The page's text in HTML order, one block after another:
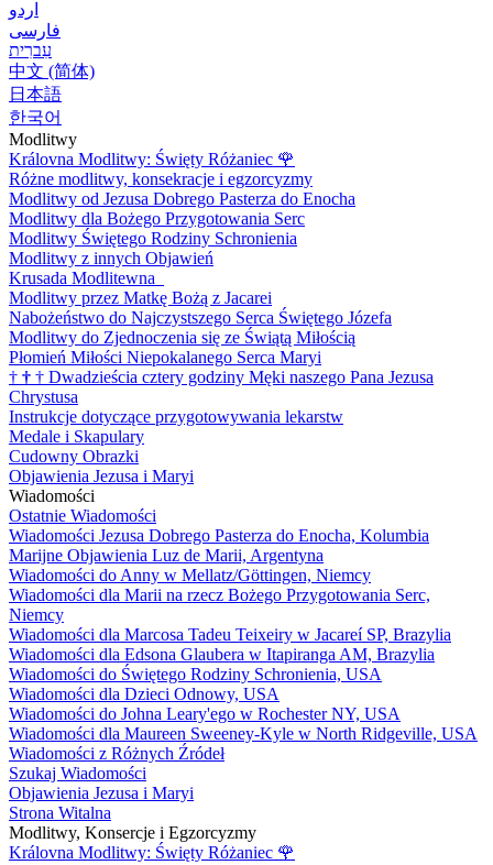
اردو
فارسی
עִברִית
中文 (简体)
日本語
한국어
Modlitwy
Královna Modlitwy: Święty Różaniec 🌹
Różne modlitwy, konsekracje i egzorcyzmy
Modlitwy od Jezusa Dobrego Pasterza do Enocha
Modlitwy dla Bożego Przygotowania Serc
Modlitwy Świętego Rodziny Schronienia
Modlitwy z innych Objawień
Krusada Modlitewna
Modlitwy przez Matkę Bożą z Jacarei
Nabożeństwo do Najczystszego Serca Świętego Józefa
Modlitwy do Zjednoczenia się ze Świątą Miłością
Płomień Miłości Niepokalanego Serca Maryi
† † † Dwadzieścia cztery godziny Męki naszego Pana Jezusa
Chrystusa
Instrukcje dotyczące przygotowywania lekarstw
Medale i Skapulary
Cudowny Obrazki
Objawienia Jezusa i Maryi
Wiadomości
Ostatnie Wiadomości
Wiadomości Jezusa Dobrego Pasterza do Enocha, Kolumbia
Marijne Objawienia Luz de Marii, Argentyna
Wiadomości do Anny w Mellatz/Göttingen, Niemcy
Wiadomości dla Marii na rzecz Bożego Przygotowania Serc,
Niemcy
Wiadomości dla Marcosa Tadeu Teixeiry w Jacareí SP, Brazylia
Wiadomości dla Edsona Glaubera w Itapiranga AM, Brazylia
Wiadomości do Świętego Rodziny Schronienia, USA
Wiadomości dla Dzieci Odnowy, USA
Wiadomości do Johna Leary'ego w Rochester NY, USA
Wiadomości dla Maureen Sweeney-Kyle w North Ridgeville, USA
Wiadomości z Różnych Źródeł
Szukaj Wiadomości
Objawienia Jezusa i Maryi
Strona Witalna
Modlitwy, Konsercje i Egzorcyzmy
Královna Modlitwy: Święty Różaniec 🌹